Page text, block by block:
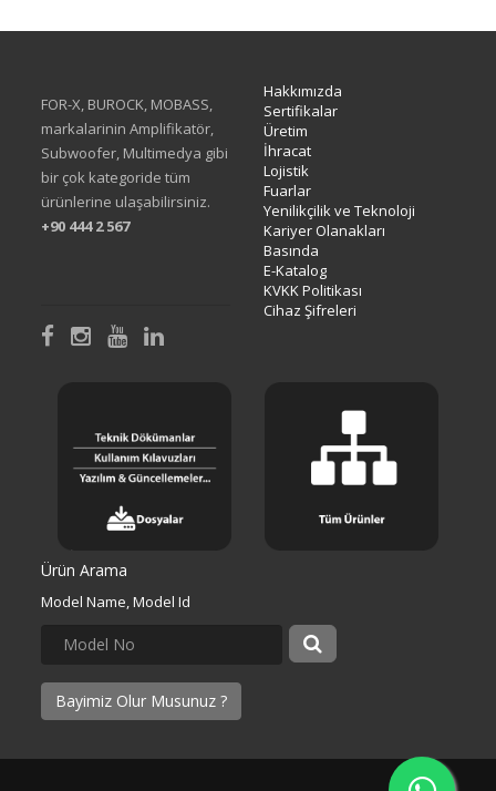
FOR-X, BUROCK, MOBASS,
markalarinin Amplifikatör,
Subwoofer, Multimedya gibi
bir çok kategoride tüm
ürünlerine ulaşabilirsiniz.
+90 444 2 567
Hakkımızda
Sertifikalar
Üretim
İhracat
Lojistik
Fuarlar
Yenilikçilik ve Teknoloji
Kariyer Olanakları
Basında
E-Katalog
KVKK Politikası
Cihaz Şifreleri
Ürün Arama
Model Name, Model Id
Bayimiz Olur Musunuz ?